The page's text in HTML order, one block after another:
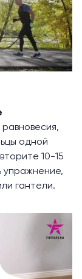
одной
10-15
упражнение,
гантели.